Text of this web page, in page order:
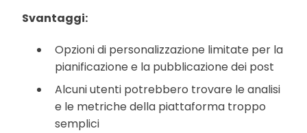
Svantaggi:
Opzioni di personalizzazione limitate per la
pianificazione e la pubblicazione dei post
Alcuni utenti potrebbero trovare le analisi
e le metriche della piattaforma troppo
semplici